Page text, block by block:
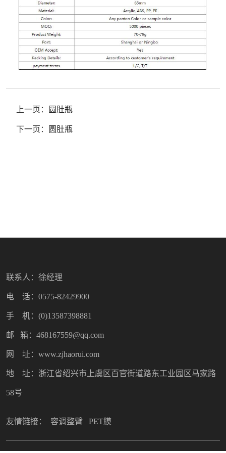
上一页： 圆肚瓶
下一页： 圆肚瓶
联系人：徐经理
电 话：0575-82429900
手 机：(0)13587398881
邮 箱：468167559@qq.com
网 址：www.zjhaorui.com
地 址：浙江省绍兴市上虞区百官街道路东工业园区马家路
58号
友情链接： 容调整臂 PET膜